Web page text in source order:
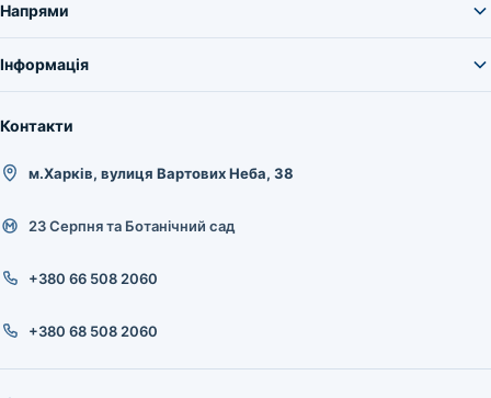
Напрями
Інформація
Контакти
м.Харків, вулиця Вартових Неба, 38
23 Серпня та Ботанічний сад
+380 66 508 2060
+380 68 508 2060